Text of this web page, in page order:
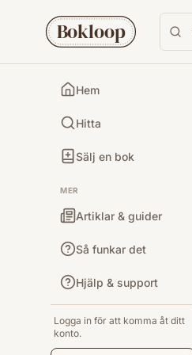
Bokloop
Hem
Hitta
Sälj en bok
MER
Artiklar & guider
Så funkar det
Hjälp & support
Logga in för att komma åt ditt
konto.